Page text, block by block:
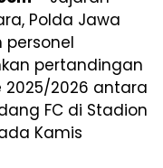
Polda Jawa
personel
pertandingan
2025/2026 antara
FC di Stadion
Kamis